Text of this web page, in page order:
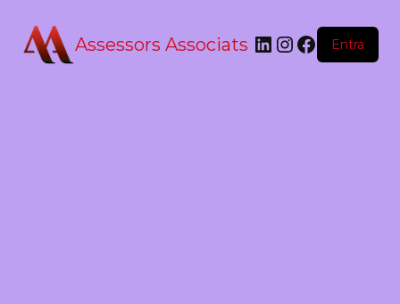
Assessors Associats Entra